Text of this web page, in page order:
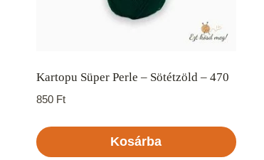
Kartopu Süper Perle – Sötétzöld – 470
850 Ft
Kosárba